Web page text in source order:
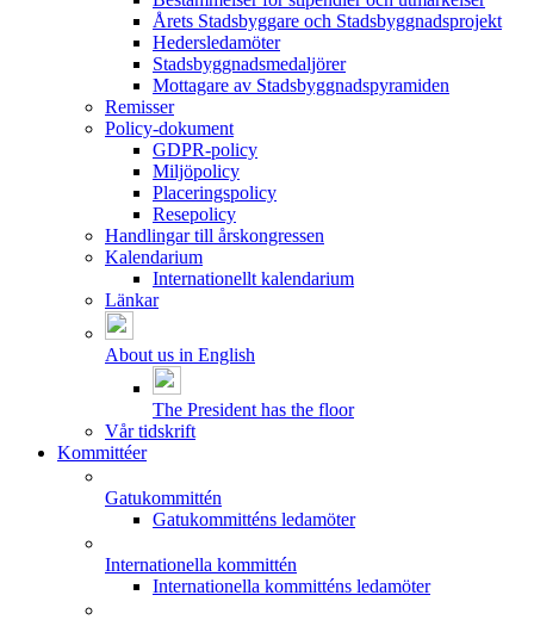
Årets Stadsbyggare och Stadsbyggnadsprojekt
Hedersledamöter
Stadsbyggnadsmedaljörer
Mottagare av Stadsbyggnadspyramiden
Remisser
Policy-dokument
GDPR-policy
Miljöpolicy
Placeringspolicy
Resepolicy
Handlingar till årskongressen
Kalendarium
Internationellt kalendarium
Länkar
About us in English
The President has the floor
Vår tidskrift
Kommittéer
Gatukommittén
Gatukommitténs ledamöter
Internationella kommittén
Internationella kommitténs ledamöter